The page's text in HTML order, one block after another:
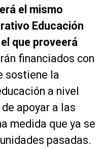
el mismo
Educación
que proveerá
financiados con
sostiene la
a nivel
apoyar a las
medida que ya se
pasadas.